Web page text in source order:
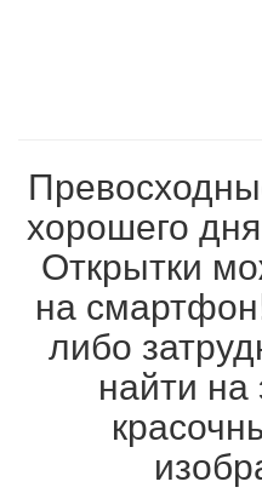
хорошего
Открытки
на
либо
найти на